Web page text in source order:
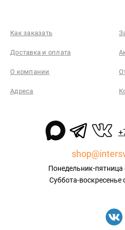
Как заказать
Доставка и оплата
О компании
Адреса
Понедельник-пятница
Суббота-воскресенье